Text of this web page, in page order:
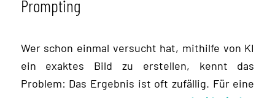
Prompting
Wer schon einmal versucht hat, mithilfe von KI
ein exaktes Bild zu erstellen, kennt das
Problem: Das Ergebnis ist oft zufällig. Für eine